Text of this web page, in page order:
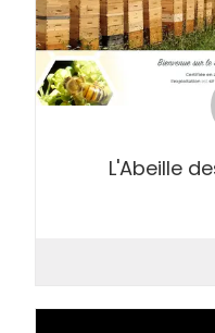
L'Abeille